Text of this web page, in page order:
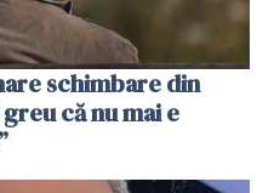
schimbare din
că nu mai e